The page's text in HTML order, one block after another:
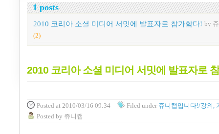
1 posts
2010 코리아 소셜 미디어 서밋에 발표자로 참가함다! by
(2)
2010 코리아 소셜 미디어 서밋에 발표자로
Posted at 2010/03/16 09:34 Filed under 쥬니캡입니다!/강의,
Posted by 쥬니캡